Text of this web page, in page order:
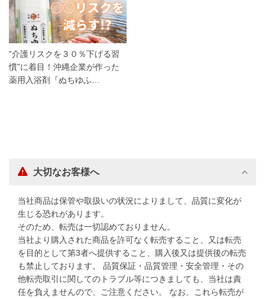
”介護リスクを３０％下げる習
慣”に着目！沖縄企業が作った
薬用入浴剤『ぬちゆふ…
大切なお客様へ
当社商品は保管や取扱いの状況によりまして、品質に変化が
生じる恐れがあります。
そのため、転売は一切認めておりません。
当社より購入された商品を許可なく転売すること、又は転売
を目的として第3者へ提供すること、購入後又は提供後の転売
も禁止しております。 品質保証・品質管理・安全管理・その
他転売取引に関してのトラブル等につきましても、当社は責
任を負えませんので、ご注意ください。 なお、これら転売が